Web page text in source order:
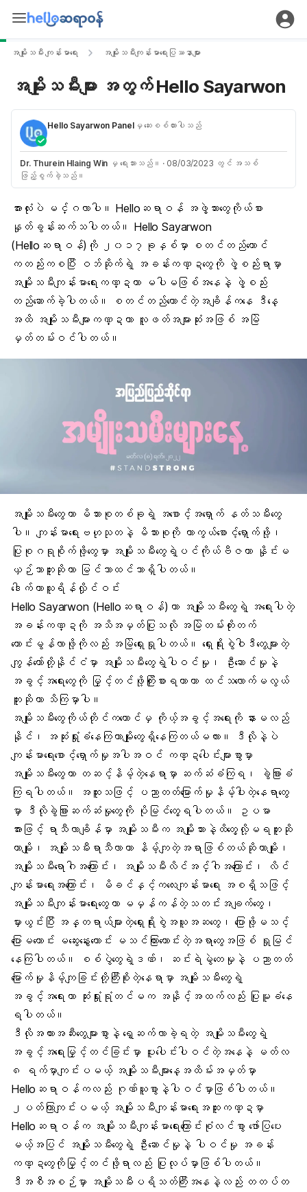
အမျိုးသမီး ကျန်းမာရေး အမျိုးသမီးကျန်းမာရေးပြဿနာများ
အမျိုးသမီးများ အတွက် Hello Sayarwon
Hello Sayarwon Panelမှ ဆေးစစ်ထားပါသည်
Dr. Thurein Hlaing Win မှ ရေးသားသည်။ · 08/03/2023 တွင် အသစ်
ဖြည့်စွက်ခဲ့သည်။
အားလုံးပဲ မင်္ဂလာပါ။ Helloဆရာဝန် အဖွဲ့သားတွေကိုယ်စား
နှုတ်ခွန်းဆက်သပါတယ်။ Hello Sayarwon
(Helloဆရာဝန်)ကို ၂၀၁၇ခုနှစ်မှာ စတင်တည်ထောင်
ကတည်းကစပြီး ဝဘ်ဆိုက်ရဲ့ အခန်းကဏ္ဍတွေကို ဖွဲ့စည်းရာမှာ
အမျိုးသမီးကျန်းမာရေ းကဏ္ဍဟာ မပါမဖြစ်အနေနဲ့ ဖွဲ့စည်း
တည်ဆောက်ခဲ့ပါတယ်။ စတင်တည်ထောင်တဲ့အချိန်ကနေ ဒီနေ့
အထိ အမျိုးသမီးများကဏ္ဍဟာ လူဖတ်အများဆုံးအဖြစ် အမြဲ
မှတ်တမ်းဝင်ပါတယ်။
အမျိုးသမီးတွေဟာ မိသားစုတစ်ခုရဲ့ အစောင့်အရှောက် နတ်သမီးတွေ
ပါ။ ကျန်းမာရေးဗဟုသုတ နဲ့ မိသားစုကို ကာကွယ်စောင့်ရှောက်ဖို့၊
ပြုစုဂရုစိုက်ဖို့တွေမှာ အမျိုးသမီးတွေရဲ့ပင်ကိုယ်ဗီဇဟာ နှိုင်းမ
ယှဉ်သာဘူးဆိုတာ မြင်သာထင်သာရှိပါတယ်။
ဒေါက်တာသူရိန်လှိုင်ဝင်း
Hello Sayarwon (Helloဆရာဝန်)ဟာ အမျိုးသမီးတွေရဲ့ အရေးပါတဲ့
အခန်းကဏ္ဍကို အသိအမှတ်ပြုသလို အမြဲတမ်းတိုးတက်
ကောင်းမွန်လာဖို့ကိုလည်း အမြဲရှေးရှုပါတယ်။ ရှေးရိုးစွဲဝါဒီတွေများတဲ့
ကျွန်တော်တို့နိုင်ငံမှာ အမျိုးသမီးတွေရဲ့ပါဝင်မှု၊ ဦးဆောင်မှုနဲ့
အခွင့်အရေးတွေကို မြှင့်တင်ဖို့ကြိုးစားရတာဟာ ထင်သလောက်မလွယ်
ဘူးဆိုတာ သိကြမှာပါ။
အမျိုးသမီးတွေကိုယ်တိုင်ကတောင်မှ ကိုယ့်အခွင့်အရေးကို နားမလည်
နိုင်၊ အဆုံးရှုံးခံနေကြတာမျိုးတွေရှိနေကြတယ်မလား။ ဒီလိုနဲ့ပဲ
ကျန်းမာရေးစောင့်ရှောက်မှုအပါအဝင် ကဏ္ဍပေါင်းများစွာမှာ
အမျိုးသမီးတွေဟာ တဆင့်နိမ့်တဲ့နေရာမှာ ဆက်ဆံခံကြရ၊ ခွဲခြားခံ
ကြရပါတယ်။ အထူးသဖြင့် ပညာတတ်မြောက်မှုနိမ့်ပါးတဲ့နေရာတွေ
မှာ ဒီလိုခွဲခြားဆက်ဆံမှုတွေကို ပိုမြင်တွေ့ရပါတယ်။ ဥပမာ
အားဖြင့် ရာသီလာချိန် မှာ အမျိုးသမီးက အမျိုးသားနဲ့ထိတွေ့လို့မရဘူးဆို
တာမျိုး၊ အမျိုးသမီးရာသီလာတာ နိမ့်ကျတဲ့အရာဖြစ်တယ်ဆိုတာမျိုး၊
အမျိုးသမီးရောဂါ အကြောင်း၊ အမျိုးသမီးလိင်အင်္ဂါအကြောင်း၊
လိင်
ကျန်းမာရေ းအကြောင်း၊ မိခင်နှင့်ကလေးကျန်းမာရေး အစရှိသဖြင့်
အမျိုးသမီးကျန်းမာရေးတွေဟာ မမှန်ကန်တဲ့သတင်းအချက်တွေ၊
မှားယွင်းပြီး အန္တရာယ်များတဲ့ရှေးရိုးစွဲအယူအဆတွေ၊ ပြောဖို့မသင့်
ပြောမကောင်း မဆွေးနွေးကောင်း မသင်ကြားကောင်းတဲ့အရာတွေအဖြစ် ရှုမြင်
နေကြပါတယ်။ စစ်ပွဲတွေရဲ့ဒဏ်၊ ဆင်းရဲမွဲတေမှုနဲ့ ပညာတတ်
မြောက်မှုနိမ့်ကျခြင်းတို့ကြီးစိုးတဲ့နေရာမှာ အမျိုးသမီးတွေရဲ့
အခွင့်အရေးဟာ ဆုံးရှုံးရုံတင်မက အနိုင့်အထက်လည်း ပြုမူခံနေ
ရပါတယ်။
ဒီလိုအတားအဆီးတွေများစွာနဲ့ ရှေ့ဆက်လာခဲ့ရတဲ့ အမျိုးသမီးတွေရဲ့
အခွင့်အရေးမြှင့်တင်ခြင်းမှာ ပူးပေါင်းပါဝင်တဲ့အနေနဲ့ မတ်လ
၈ ရက်မှာကျင်းပမယ့် အမျိုးသမီးများနေ့အထိမ်းအမှတ်မှာ
Helloဆရာဝန် ကလည်း ဂုဏ်ယူစွာနဲ့ပါဝင်မှာဖြစ်ပါတယ်။
၂ပတ်ကြာကျင်းပမယ့် အမျိုးသမီးကျန်းမာရေးအထူးကဏ္ဍမှာ
Helloဆရာဝန် က အမျိုးသမီးကျန်းမာရေးကြောင်းစုံလင်စွာ ဖော်ပြပေး
မယ့်အပြင် အမျိုးသမီးတွေရဲ့ ဦးဆောင်မှုနဲ့ ပါဝင်မှု အခန်း
ကဏ္ဍတွေကိုမြှင့်တင်ဖို့ရာလည်း ပြုလုပ်မှာဖြစ်ပါတယ်။
ဒီအစီအစဉ်မှာ အမျိုးသမီးပရိသတ်ကြီးအနေနဲ့လည်း တတပ်တ